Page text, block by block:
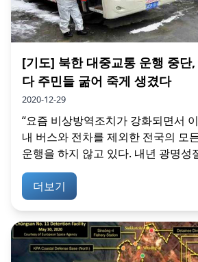
[기도] 북한 대중교통 운행 중단
다 주민들 굶어 죽게 생겼다
2020-12-29
“요즘 비상방역조치가 강화되면서
내 버스와 전차를 제외한 전국의 모
운행을 하지 않고 있다. 내년 광명성
더보기